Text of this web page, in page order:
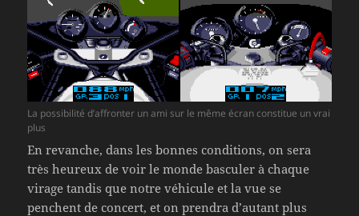
La possibilité d’affronter un ami sur le même écran constitue un vrai
plus
En revanche, dans les bonnes conditions, on sera
très heureux de voir le monde basculer à chaque
virage tandis que notre véhicule et la vue se
penchent de concert, et on prendra d’autant plus